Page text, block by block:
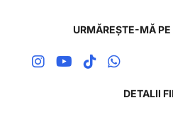
URMĂREȘTE-MĂ
DETALII